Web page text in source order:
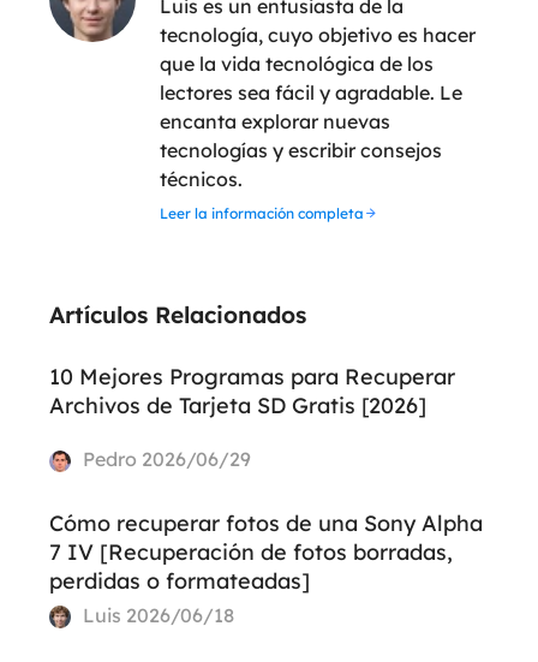
Luis es un entusiasta de la
tecnología, cuyo objetivo es hacer
que la vida tecnológica de los
lectores sea fácil y agradable. Le
encanta explorar nuevas
tecnologías y escribir consejos
técnicos.
Leer la información completa
Artículos Relacionados
10 Mejores Programas para Recuperar
Archivos de Tarjeta SD Gratis [2026]
Pedro 2026/06/29
Cómo recuperar fotos de una Sony Alpha
7 IV [Recuperación de fotos borradas,
perdidas o formateadas]
Luis 2026/06/18